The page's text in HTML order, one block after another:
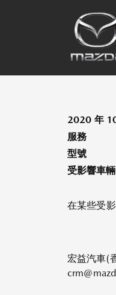
2020 年
服務
型號
受影響車
在某些受
宏益汽車(